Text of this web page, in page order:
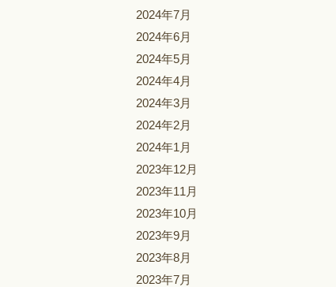
2024年7月
2024年6月
2024年5月
2024年4月
2024年3月
2024年2月
2024年1月
2023年12月
2023年11月
2023年10月
2023年9月
2023年8月
2023年7月